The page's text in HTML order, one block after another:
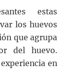
estas
los huevos
que agrupa
del huevo.
en